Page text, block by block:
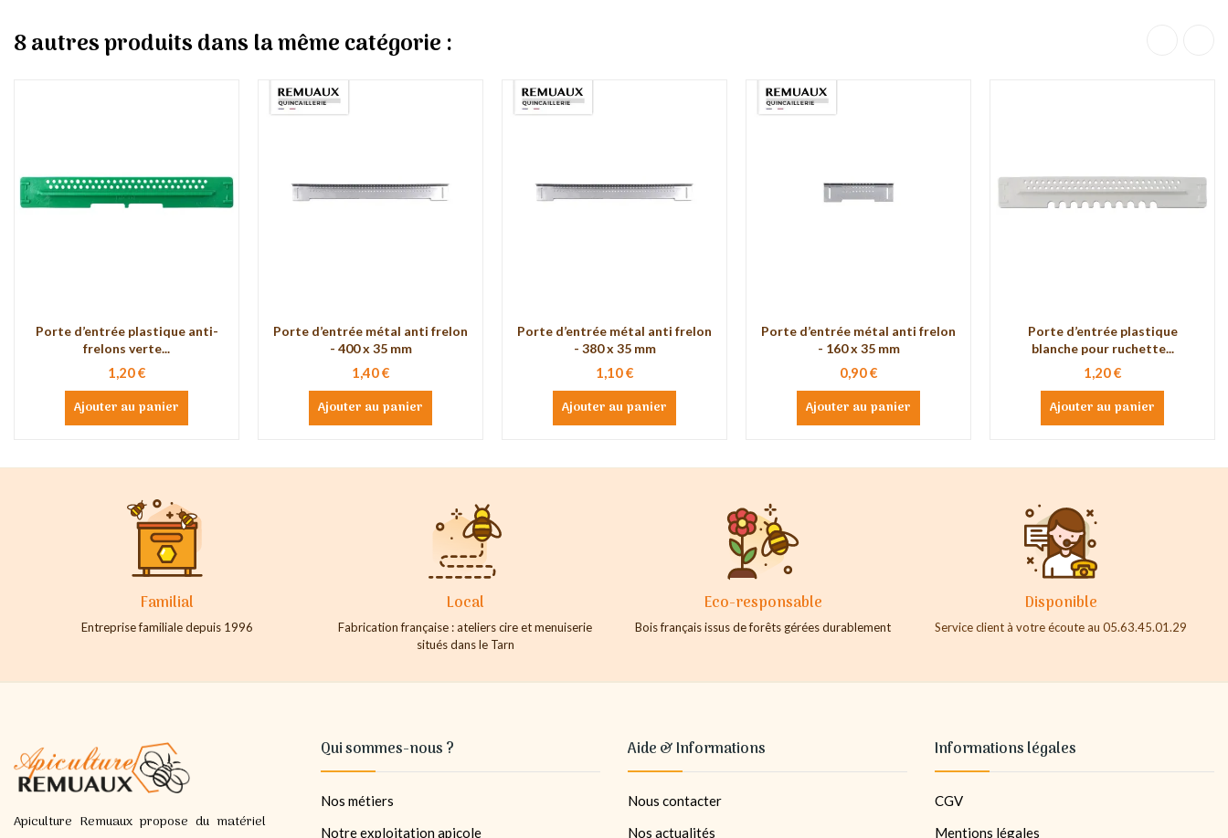
8 autres produits dans la même catégorie :
Porte d’entrée plastique anti-
frelons verte...
1,20 €
Ajouter au panier
Porte d’entrée métal anti frelon
- 400 x 35 mm
1,40 €
Ajouter au panier
Porte d’entrée métal anti frelon
- 380 x 35 mm
1,10 €
Ajouter au panier
Porte d’entrée métal anti frelon
- 160 x 35 mm
0,90 €
Ajouter au panier
Porte d’entrée plastique
blanche pour ruchette...
1,20 €
Ajouter au panier
Familial
Entreprise familiale depuis 1996
Local
Fabrication française : ateliers cire et menuiserie
situés dans le Tarn
Eco-responsable
Bois français issus de forêts gérées durablement
Disponible
Service client à votre écoute au 05.63.45.01.29
Apiculture Remuaux propose du matériel
Qui sommes-nous ?
Nos métiers
Notre exploitation apicole
Aide & Informations
Nous contacter
Nos actualités
Informations légales
CGV
Mentions légales